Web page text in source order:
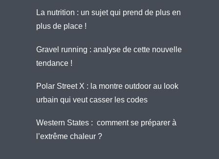
La nutrition : un sujet qui prend de plus en
plus de place !
Gravel running : analyse de cette nouvelle
tendance !
Polar Street X : la montre outdoor au look
urbain qui veut casser les codes
Western States : comment se préparer à
l’extrême chaleur ?